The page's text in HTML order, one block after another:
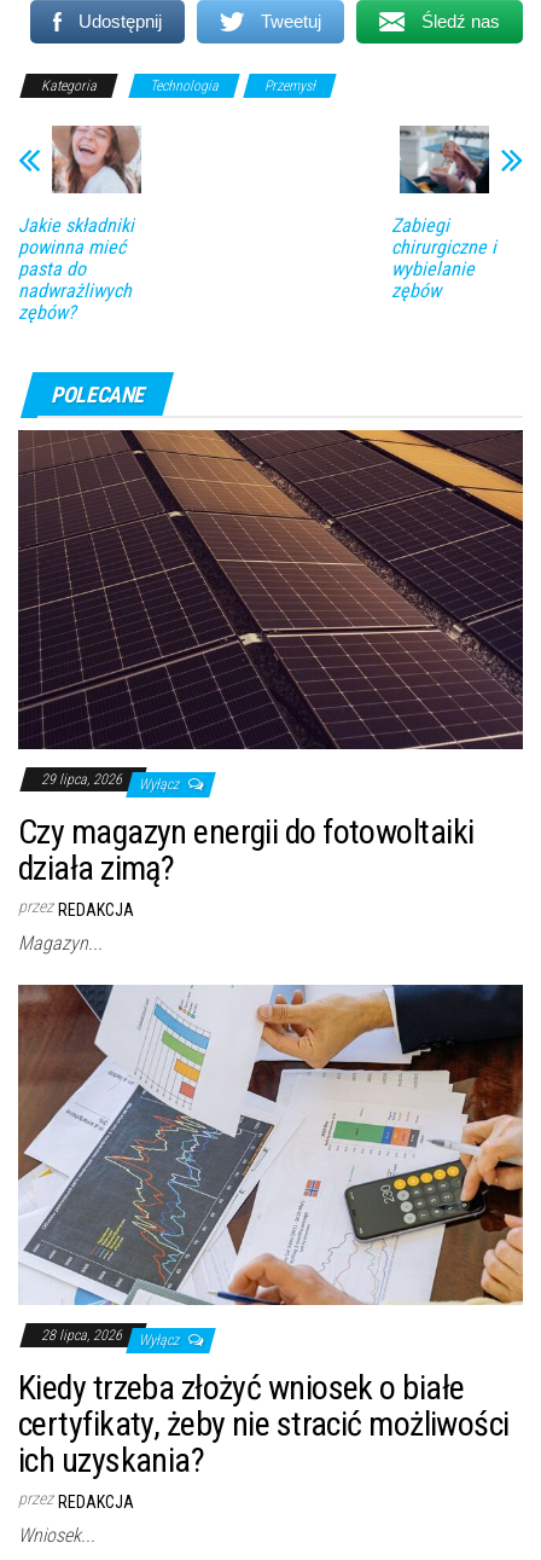
Udostępnij Tweetuj Śledź nas
Kategoria Technologia Przemysł
Jakie składniki
powinna mieć
pasta do
nadwrażliwych
zębów?
Zabiegi
chirurgiczne i
wybielanie
zębów
POLECANE
29 lipca, 2026 Wyłącz
Czy magazyn energii do fotowoltaiki
działa zimą?
przez REDAKCJA
Magazyn...
28 lipca, 2026 Wyłącz
Kiedy trzeba złożyć wniosek o białe
certyfikaty, żeby nie stracić możliwości
ich uzyskania?
przez REDAKCJA
Wniosek...